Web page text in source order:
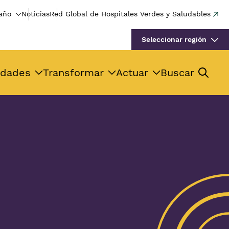
NoticiasRed Global de Hospitales Verdes y Saludables
Seleccionar región
Transformar Actuar Buscar